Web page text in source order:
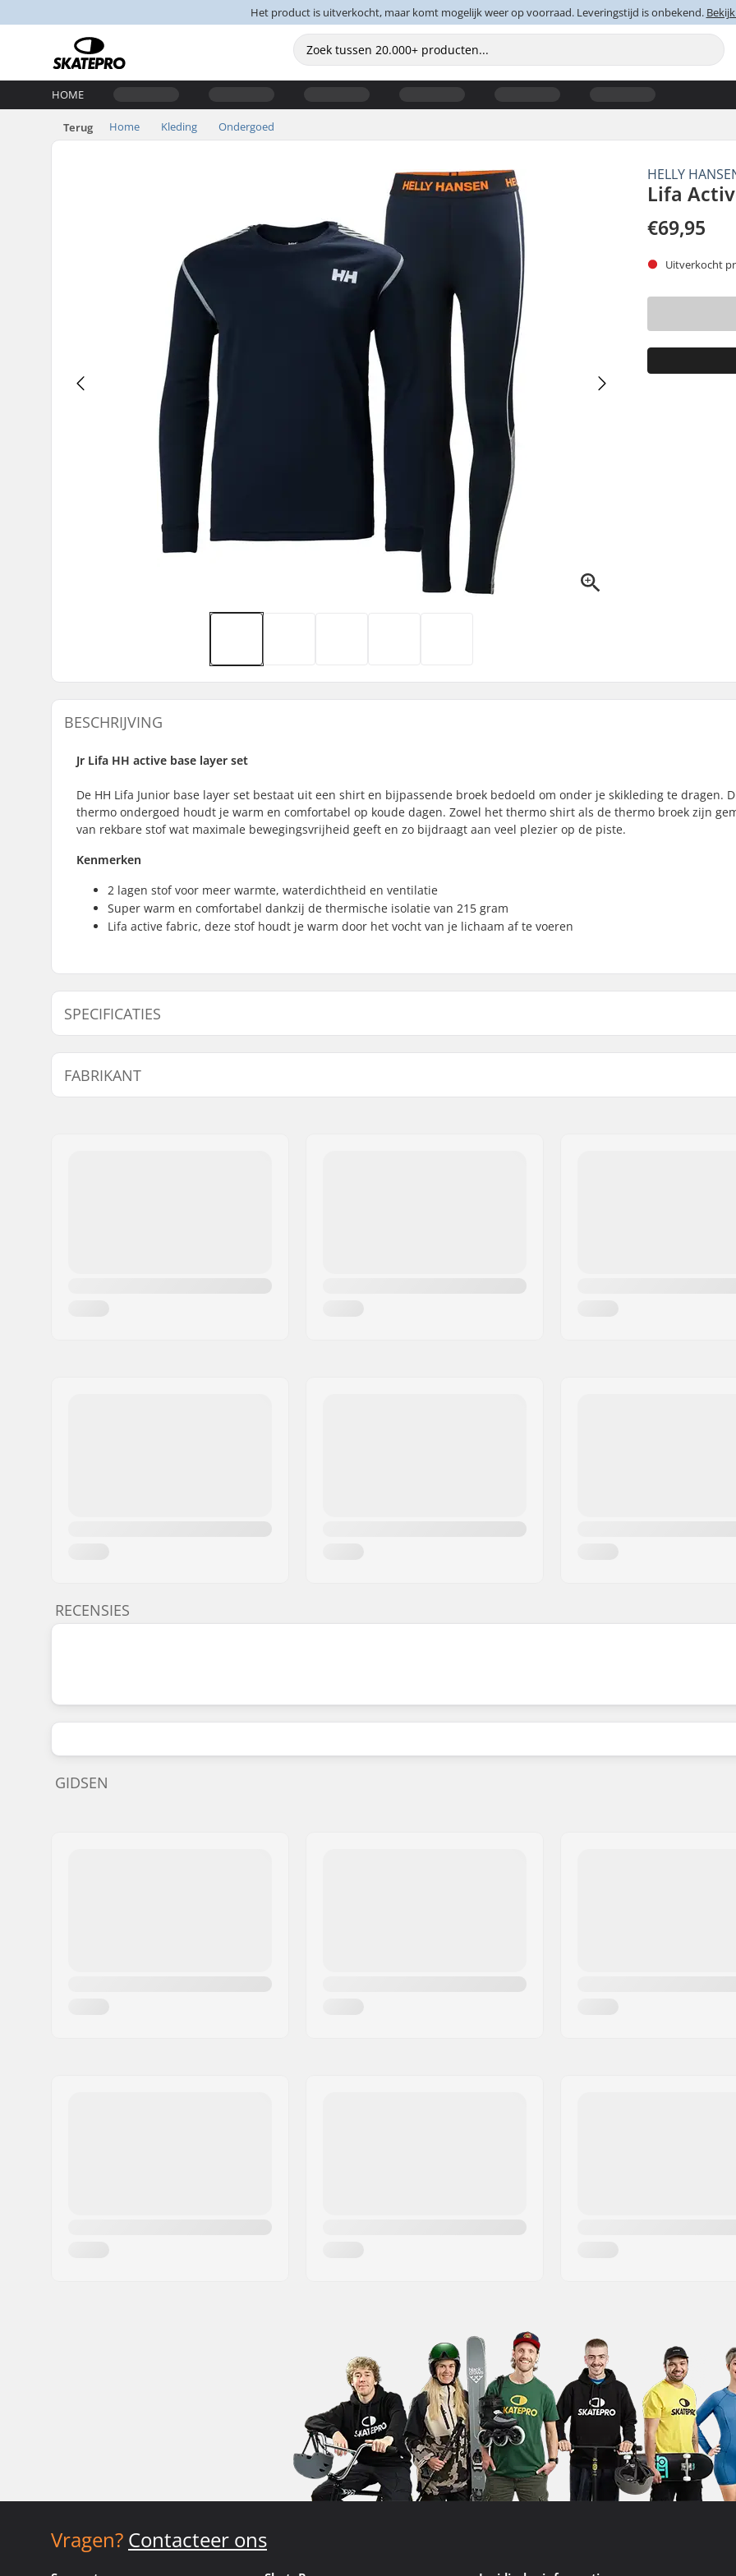
Het product is uitverkocht, maar komt mogelijk weer op voorraad. Leveringstijd is onbekend.
HOME
Terug Home Kleding Ondergoed
HELLY
Lifa
€69,95
Uitverkocht
BESCHRIJVING
Jr Lifa HH active base layer set
De HH Lifa Junior base layer set bestaat uit een shirt en bijpassende broek bedoeld om onder je skikleding te dragen.
thermo ondergoed houdt je warm en comfortabel op koude dagen. Zowel het thermo shirt als de thermo broek zijn
van rekbare stof wat maximale bewegingsvrijheid geeft en zo bijdraagt aan veel plezier op de piste.
Kenmerken
2 lagen stof voor meer warmte, waterdichtheid en ventilatie
Super warm en comfortabel dankzij de thermische isolatie van 215 gram
Lifa active fabric, deze stof houdt je warm door het vocht van je lichaam af te voeren
SPECIFICATIES
Activiteit:
Alpine Skiing, Langlauf, Snowboard,
Geslacht:
FABRIKANT
RECENSIES
GIDSEN
Vragen? Contacteer ons